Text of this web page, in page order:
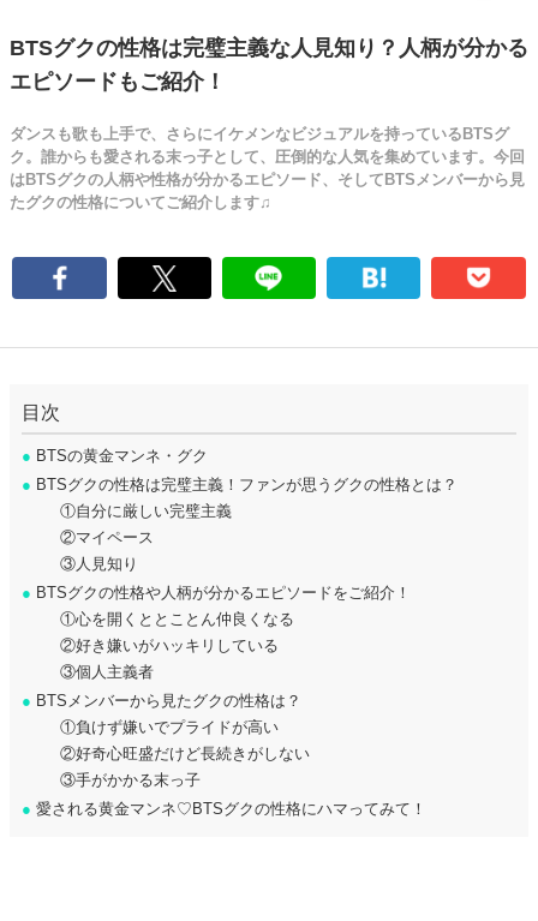
BTSグクの性格は完璧主義な人見知り？人柄が分かる
エピソードもご紹介！
ダンスも歌も上手で、さらにイケメンなビジュアルを持っているBTSグ
ク。誰からも愛される末っ子として、圧倒的な人気を集めています。今回
はBTSグクの人柄や性格が分かるエピソード、そしてBTSメンバーから見
たグクの性格についてご紹介します♫
目次
● BTSの黄金マンネ・グク
● BTSグクの性格は完璧主義！ファンが思うグクの性格とは？
①自分に厳しい完璧主義
②マイペース
③人見知り
● BTSグクの性格や人柄が分かるエピソードをご紹介！
①心を開くととことん仲良くなる
②好き嫌いがハッキリしている
③個人主義者
● BTSメンバーから見たグクの性格は？
①負けず嫌いでプライドが高い
②好奇心旺盛だけど長続きがしない
③手がかかる末っ子
● 愛される黄金マンネ♡BTSグクの性格にハマってみて！